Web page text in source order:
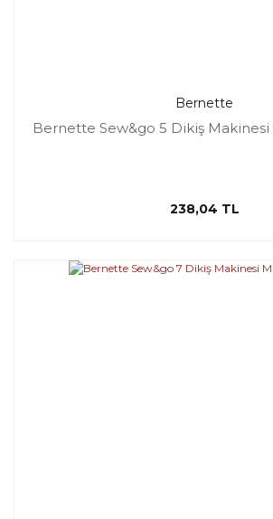
Bernette
Bernette Sew&go 5 Dikiş
238,04 TL